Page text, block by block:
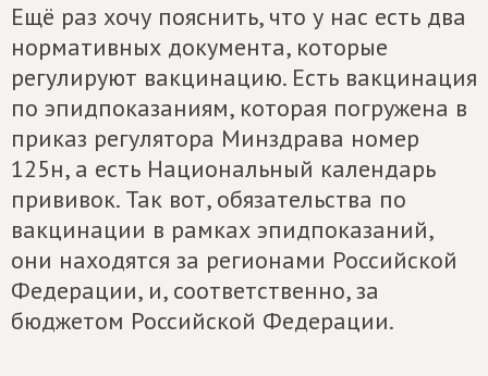
Ещё раз хочу пояснить, что у нас есть два
нормативных документа, которые
регулируют вакцинацию. Есть вакцинация
по эпидпоказаниям, которая погружена в
приказ регулятора Минздрава номер
125н, а есть Национальный календарь
прививок. Так вот, обязательства по
вакцинации в рамках эпидпоказаний,
они находятся за регионами Российской
Федерации, и, соответственно, за
бюджетом Российской Федерации.